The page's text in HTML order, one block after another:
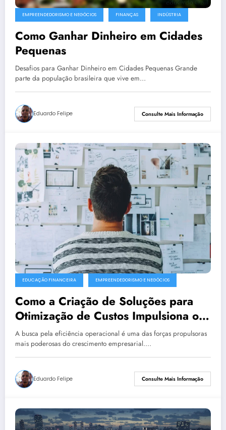
EMPREENDEDORISMO E NEGÓCIOS FINANÇAS INDÚSTRIA
Como Ganhar Dinheiro em Cidades
Pequenas
Desafios para Ganhar Dinheiro em Cidades Pequenas Grande
parte da população brasileira que vive em…
Eduardo Felipe Consulte Mais Informação
EDUCAÇÃO FINANCEIRA EMPREENDEDORISMO E NEGÓCIOS
Como a Criação de Soluções para
Otimização de Custos Impulsiona o
Crescimento Empresarial
A busca pela eficiência operacional é uma das forças propulsoras
mais poderosas do crescimento empresarial.…
Eduardo Felipe Consulte Mais Informação